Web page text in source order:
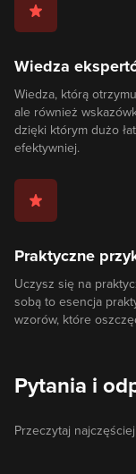
Wiedza
Wiedza, którą
ale również
dzięki którym dużo
efektywniej.
Praktyczne
Uczysz się na
sobą to esencja
wzorów, które
Pytania i
Przeczytaj